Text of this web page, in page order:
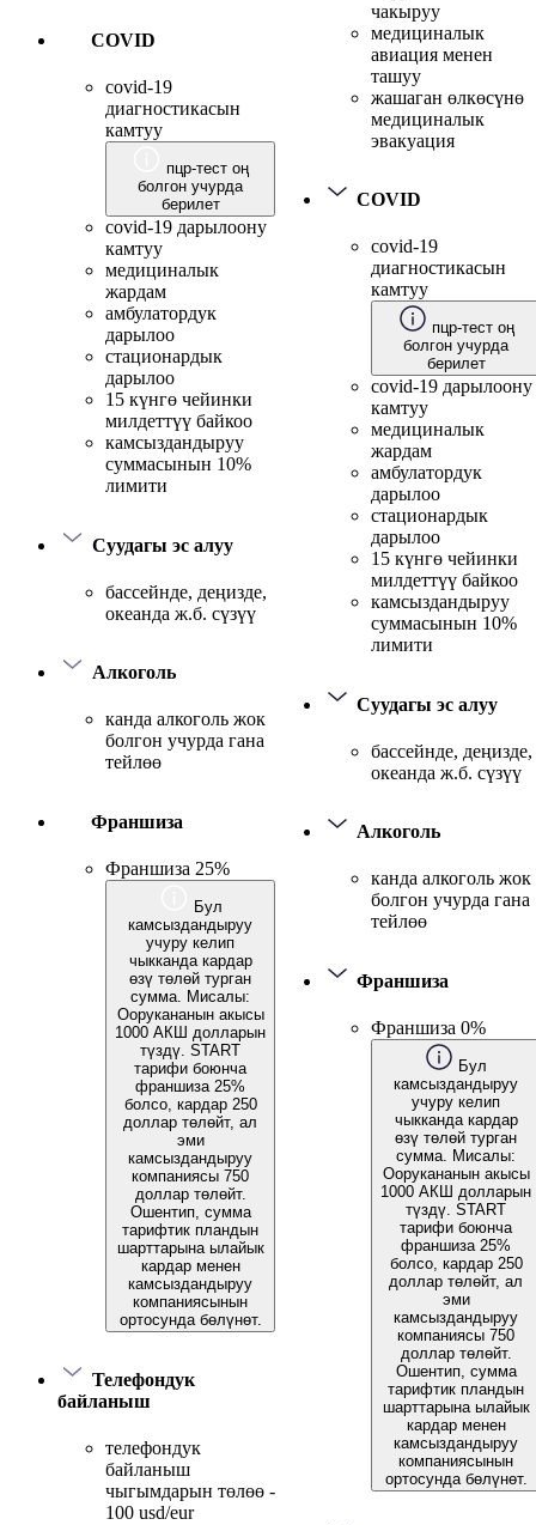
COVID
covid-19
диагностикасын
камтуу
пцр-тест оң
болгон учурда
берилет
covid-19 дарылоону
камтуу
медициналык
жардам
амбулатордук
дарылоо
стационардык
дарылоо
15 күнгө чейинки
милдеттүү байкоо
камсыздандыруу
суммасынын 10%
лимити
Суудагы эс алуу
бассейнде, деңизде,
океанда ж.б. сүзүү
Алкоголь
канда алкоголь жок
болгон учурда гана
тейлөө
Франшиза
Франшиза 25%
Бул
камсыздандыруу
учуру келип
чыкканда кардар
өзү төлөй турган
сумма. Мисалы:
Оорукананын акысы
1000 АКШ долларын
түздү. START
тарифи боюнча
франшиза 25%
болсо, кардар 250
доллар төлөйт, ал
эми
камсыздандыруу
компаниясы 750
доллар төлөйт.
Ошентип, сумма
тарифтик пландын
шарттарына ылайык
кардар менен
камсыздандыруу
компаниясынын
ортосунда бөлүнөт.
Телефондук
байланыш
телефондук
байланыш
чыгымдарын төлөө -
100 usd/eur
чакыруу
медициналык
авиация менен
ташуу
жашаган өлкөсүнө
медициналык
эвакуация
COVID
covid-19
диагностикасын
камтуу
пцр-тест оң
болгон учурда
берилет
covid-19 дарылоону
камтуу
медициналык
жардам
амбулатордук
дарылоо
стационардык
дарылоо
15 күнгө чейинки
милдеттүү байкоо
камсыздандыруу
суммасынын 10%
лимити
Суудагы эс алуу
бассейнде, деңизде,
океанда ж.б. сүзүү
Алкоголь
канда алкоголь жок
болгон учурда гана
тейлөө
Франшиза
Франшиза 0%
Бул
камсыздандыруу
учуру келип
чыкканда кардар
өзү төлөй турган
сумма. Мисалы:
Оорукананын акысы
1000 АКШ долларын
түздү. START
тарифи боюнча
франшиза 25%
болсо, кардар 250
доллар төлөйт, ал
эми
камсыздандыруу
компаниясы 750
доллар төлөйт.
Ошентип, сумма
тарифтик пландын
шарттарына ылайык
кардар менен
камсыздандыруу
компаниясынын
ортосунда бөлүнөт.